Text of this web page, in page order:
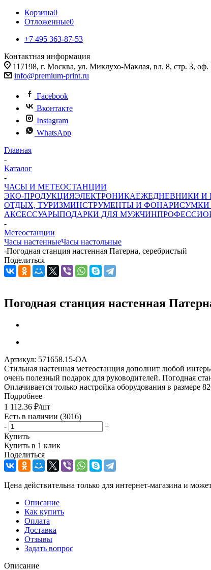
Корзина0
Отложенные0
+7 495 363-87-53
Контактная информация
117198, г. Москва, ул. Миклухо-Маклая, вл. 8, стр. 3, оф.
info@premium-print.ru
Facebook
Вконтакте
Instagram
WhatsApp
Главная
-
Каталог
-
ЧАСЫ И МЕТЕОСТАНЦИИ
ЭКО-ПРОДУКЦИЯЭЛЕКТРОНИКАЕЖЕДНЕВНИКИ И
ОТДЫХ, ТУРИЗМИНСТРУМЕНТЫ И ФОНАРИСУМКИ
АКСЕССУАРЫПОДАРКИ ДЛЯ МУЖЧИН
-
Метеостанции
Часы настенныеЧасы настольные
-Погодная станция настенная Патерна, серебристый
Поделиться
Погодная станция настенная
Артикул: 571658.15-OA
Стильная настенная метеостанция дополнит любой
очень полезный подарок для руководителей. Погодная
Оплачивается только настройка оборудования в размере
Подробнее
1 112.36 ₽/шт
Есть в наличии (3016)
-
+
Купить
Купить в 1 клик
Поделиться
Цена действительна только для интернет-магазина и
Описание
Как купить
Оплата
Доставка
Отзывы
Задать вопрос
Описание